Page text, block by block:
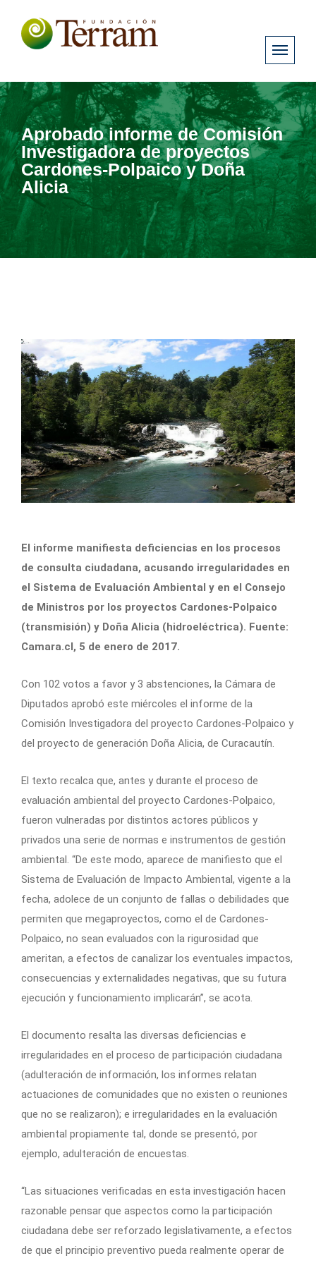
Aprobado informe de Comisión
Investigadora de proyectos
Cardones-Polpaico y Doña
Alicia
El informe manifiesta deficiencias en los procesos
de consulta ciudadana, acusando irregularidades en
el Sistema de Evaluación Ambiental y en el Consejo
de Ministros por los proyectos Cardones-Polpaico
(transmisión) y Doña Alicia (hidroeléctrica). Fuente:
Camara.cl, 5 de enero de 2017.
Con 102 votos a favor y 3 abstenciones, la Cámara de
Diputados aprobó este miércoles el informe de la
Comisión Investigadora del proyecto Cardones-Polpaico y
del proyecto de generación Doña Alicia, de Curacautín.
El texto recalca que, antes y durante el proceso de
evaluación ambiental del proyecto Cardones-Polpaico,
fueron vulneradas por distintos actores públicos y
privados una serie de normas e instrumentos de gestión
ambiental. “De este modo, aparece de manifiesto que el
Sistema de Evaluación de Impacto Ambiental, vigente a la
fecha, adolece de un conjunto de fallas o debilidades que
permiten que megaproyectos, como el de Cardones-
Polpaico, no sean evaluados con la rigurosidad que
ameritan, a efectos de canalizar los eventuales impactos,
consecuencias y externalidades negativas, que su futura
ejecución y funcionamiento implicarán”, se acota.
El documento resalta las diversas deficiencias e
irregularidades en el proceso de participación ciudadana
(adulteración de información, los informes relatan
actuaciones de comunidades que no existen o reuniones
que no se realizaron); e irregularidades en la evaluación
ambiental propiamente tal, donde se presentó, por
ejemplo, adulteración de encuestas.
“Las situaciones verificadas en esta investigación hacen
razonable pensar que aspectos como la participación
ciudadana debe ser reforzado legislativamente, a efectos
de que el principio preventivo pueda realmente operar de